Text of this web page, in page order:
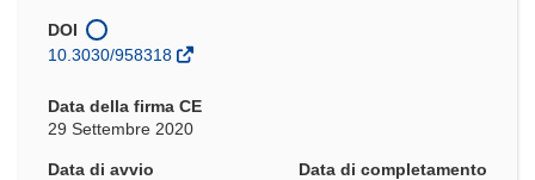
una
finestra)
DOI
10.3030/958318
Data della firma CE
29 Settembre 2020
Data di avvio
Data di completamento